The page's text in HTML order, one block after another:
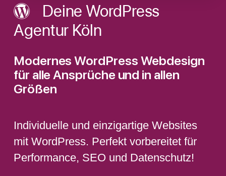
Deine WordPress
Agentur Köln
Modernes WordPress Webdesign
für alle Ansprüche und in allen
Größen
Individuelle und einzigartige Websites
mit WordPress. Perfekt vorbereitet für
Performance, SEO und Datenschutz!